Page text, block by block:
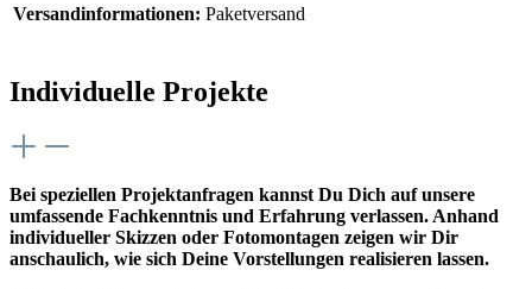
Versandinformationen: Paketversand
Individuelle Projekte
Bei speziellen Projektanfragen kannst Du Dich auf unsere
umfassende Fachkenntnis und Erfahrung verlassen. Anhand
individueller Skizzen oder Fotomontagen zeigen wir Dir
anschaulich, wie sich Deine Vorstellungen realisieren lassen.